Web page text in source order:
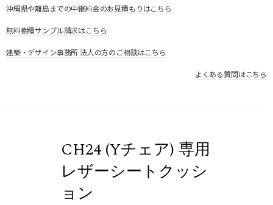
沖縄県や離島までの中継料金のお見積もりはこちら
無料樹種サンプル請求はこちら
建築・デザイン事務所 法人の方のご相談はこちら
よくある質問はこちら
CH24 (Yチェア) 専用
レザーシートクッシ
ョン